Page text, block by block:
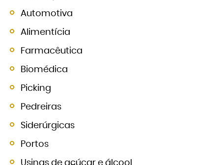
Automotiva
Alimentícia
Farmacêutica
Biomédica
Picking
Pedreiras
Siderúrgicas
Portos
Usinas de açúcar e álcool